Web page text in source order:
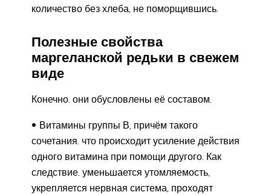
количество без хлеба, не поморщившись.
Полезные свойства
маргеланской редьки в свежем
виде
Конечно. они обусловлены её составом.
Витамины группы В, причём такого
сочетания. что происходит усиление действия
одного витамина при помощи другого. Как
следствие. уменьшается утомляемость,
укрепляется нервная система, проходят